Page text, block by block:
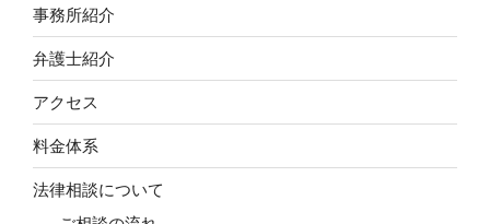
事務所紹介
弁護士紹介
アクセス
料金体系
法律相談について